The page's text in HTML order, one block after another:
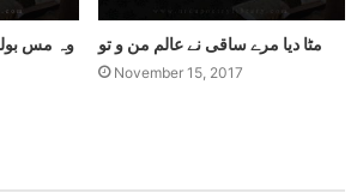
وہ مس
مٹا ديا مرے ساقی نے عالم من و تو
November 15, 2017